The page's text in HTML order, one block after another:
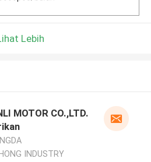
Lebih
MOTOR CO.,LTD.
INDUSTRY